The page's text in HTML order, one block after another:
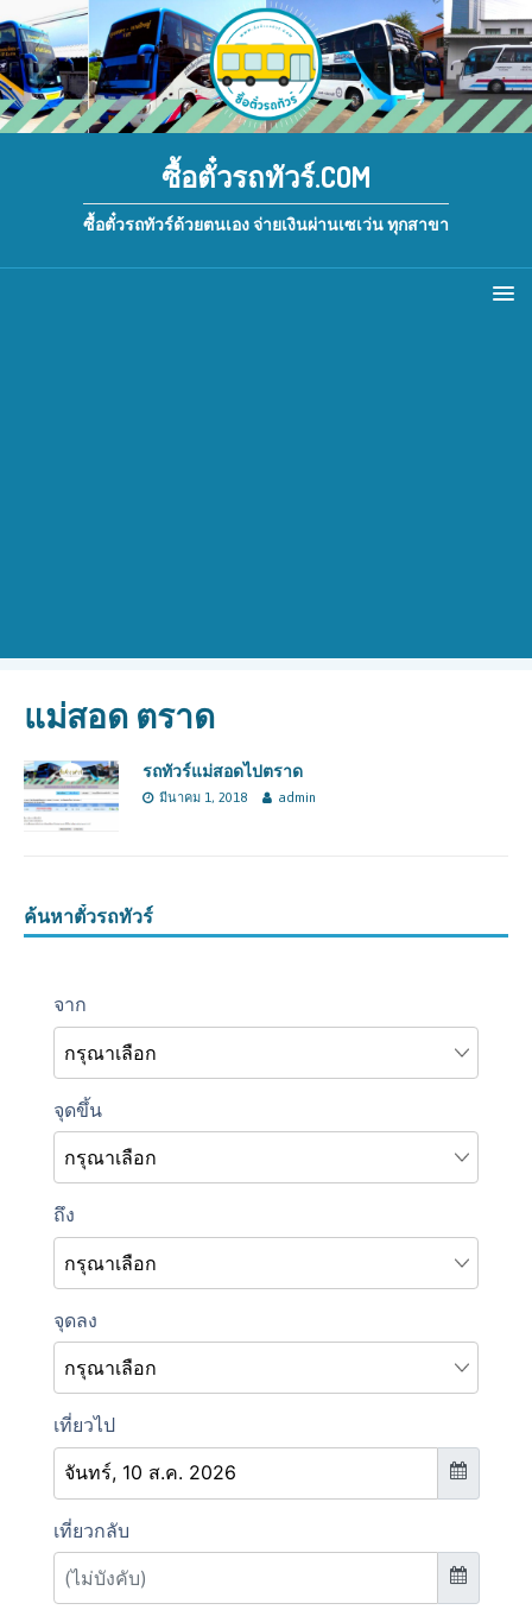
ซื้อตั๋วรถทัวร์.COM
ซื้อตั๋วรถทัวร์ด้วยตนเอง จ่ายเงินผ่านเซเว่น ทุกสาขา
แม่สอด ตราด
รถทัวร์แม่สอดไปตราด
มีนาคม 1, 2018 admin
ค้นหาตั๋วรถทัวร์